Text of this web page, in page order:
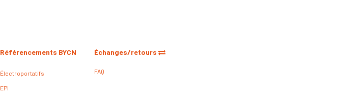
Échanges/retours
FAQ
Référencements BYCN
Électroportatifs
EPI